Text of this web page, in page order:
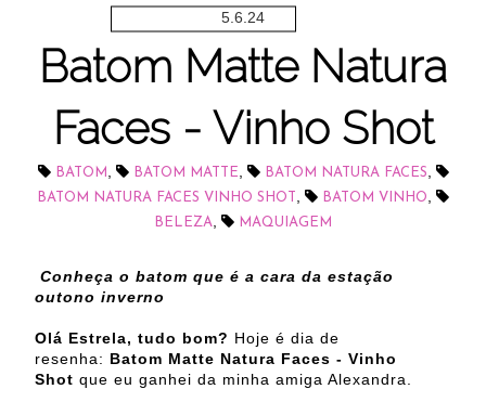
5.6.24
Batom Matte Natura
Faces - Vinho Shot
BATOM , BATOM MATTE, BATOM NATURA FACES,
BATOM NATURA FACES VINHO SHOT , BATOM VINHO,
BELEZA, MAQUIAGEM
Conheça o batom que é a cara da estação
outono inverno
Olá Estrela, tudo bom? Hoje é dia de
resenha: Batom Matte Natura Faces - Vinho
Shot que eu ganhei da minha amiga Alexandra.